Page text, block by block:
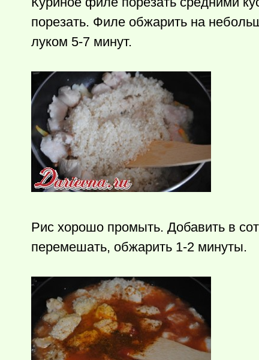
порезать. Филе обжарить на
луком 5-7 минут.
Рис хорошо промыть. Добавить в
перемешать­, обжарить 1-2 минуты.